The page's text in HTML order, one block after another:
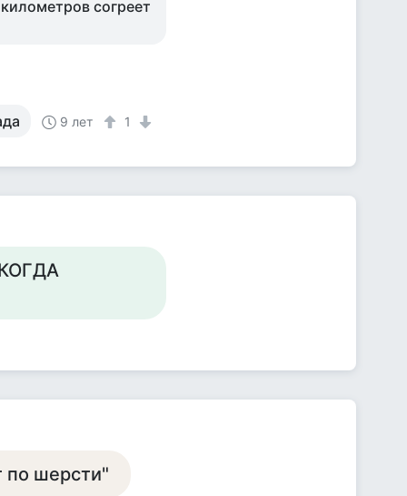
согреет
9 лет 1
по шерсти"